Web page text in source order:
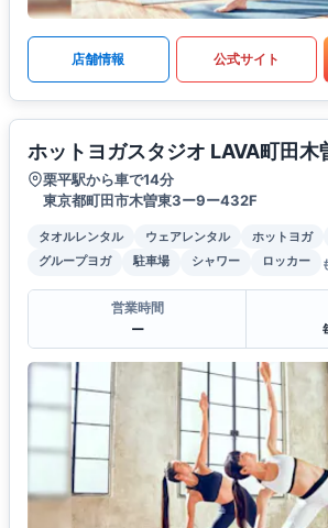
店舗情報 公式サイト
ホットヨガスタジオ LAVA町田木
栗平駅から車で14分
東京都町田市木曽東3ー9ー432F
タオルレンタル ウェアレンタル ホットヨガ
グループヨガ
駐車場 シャワー ロッカー
営業時間
ー